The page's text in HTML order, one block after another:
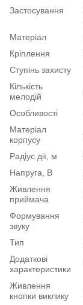
Застосування
Матеріал
Кріплення
Ступінь захисту
Кількість
мелодій
Особливості
Матеріал
корпусу
Радіус дії, м
Напруга, В
Живлення
приймача
Формування
звуку
Тип
Додаткові
характеристики
Живлення
кнопки виклику